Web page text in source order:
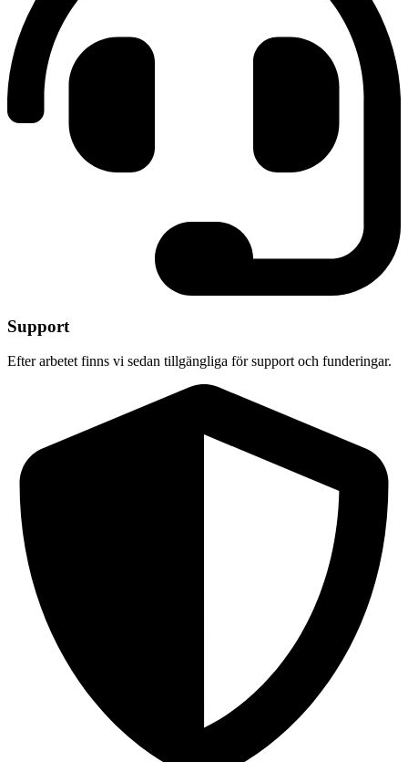
Support
Efter arbetet finns vi sedan tillgängliga för support och funderingar.